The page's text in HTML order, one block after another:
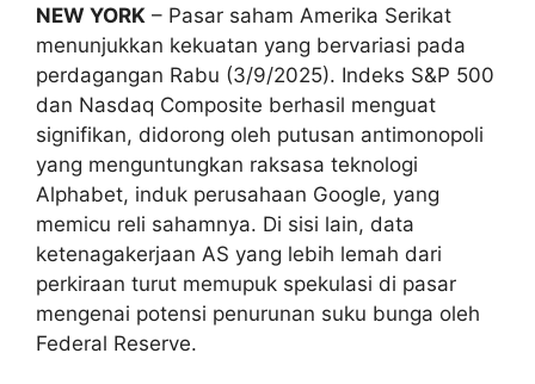
NEW YORK – Pasar saham Amerika Serikat
menunjukkan kekuatan yang bervariasi pada
perdagangan Rabu (3/9/2025). Indeks S&P 500
dan Nasdaq Composite berhasil menguat
signifikan, didorong oleh putusan antimonopoli
yang menguntungkan raksasa teknologi
Alphabet, induk perusahaan Google, yang
memicu reli sahamnya. Di sisi lain, data
ketenagakerjaan AS yang lebih lemah dari
perkiraan turut memupuk spekulasi di pasar
mengenai potensi penurunan suku bunga oleh
Federal Reserve.